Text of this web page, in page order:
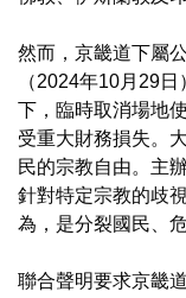
然而，京畿道下屬
（2024年10月29
下，臨時取消場地
受重大財務損失。
民的宗教自由。主
針對特定宗教的歧
為，是分裂國民、
聯合聲明要求京畿